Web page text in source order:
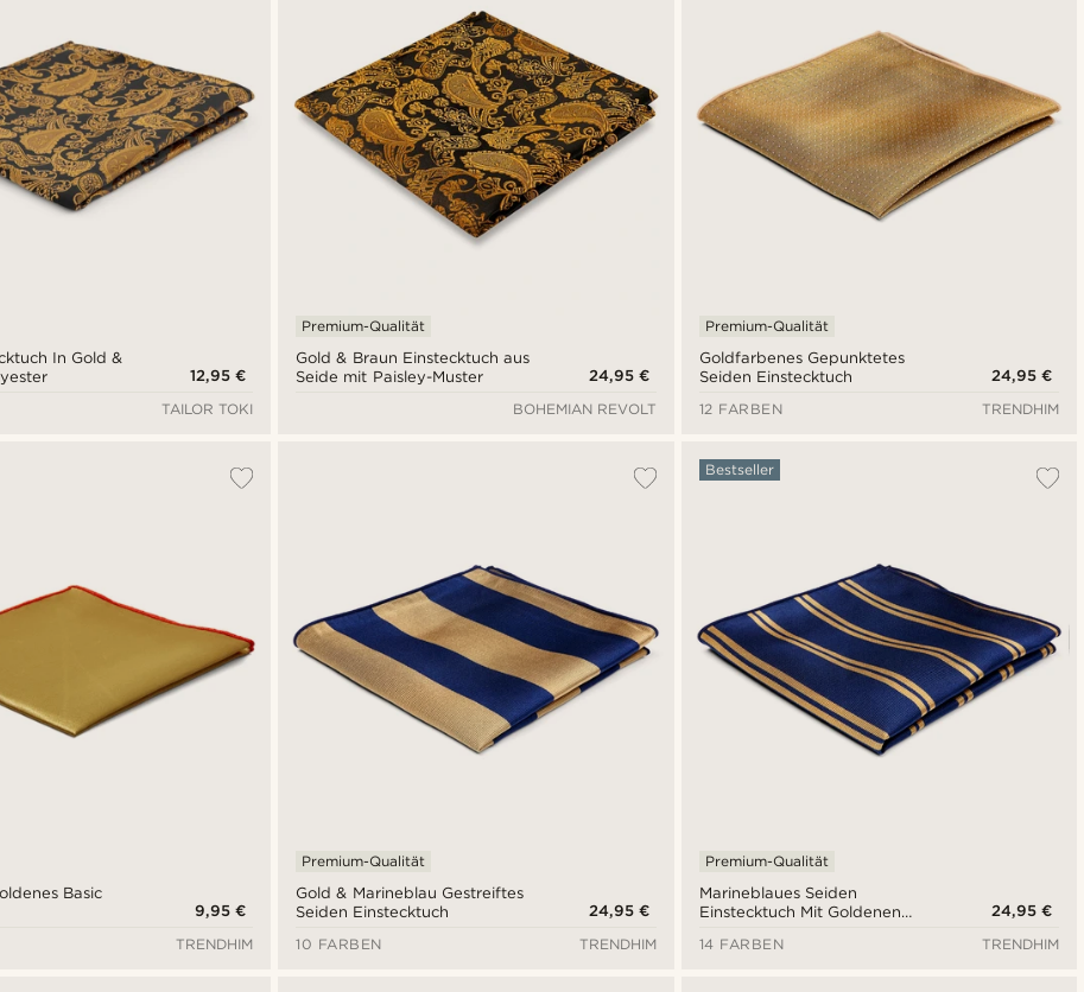
Höchster Preis
In Gold &
12,95 €
TAILOR TOKI
Gold & Braun Einstecktuch aus
Seide mit Paisley-Muster
Premium-Qualität
24,95 €
BOHEMIAN REVOLT
Goldfarbenes Gepunktetes
Seiden Einstecktuch
Premium-Qualität
24,95 €
12 FARBEN
TRENDHIM
Basic
9,95 €
TRENDHIM
Gold & Marineblau Gestreiftes
Seiden Einstecktuch
Premium-Qualität
24,95 €
10 FARBEN
TRENDHIM
Marineblaues Seiden
Einstecktuch Mit Goldenen
Bestseller
Premium-Qualität
24,95 €
14 FARBEN
TRENDHIM